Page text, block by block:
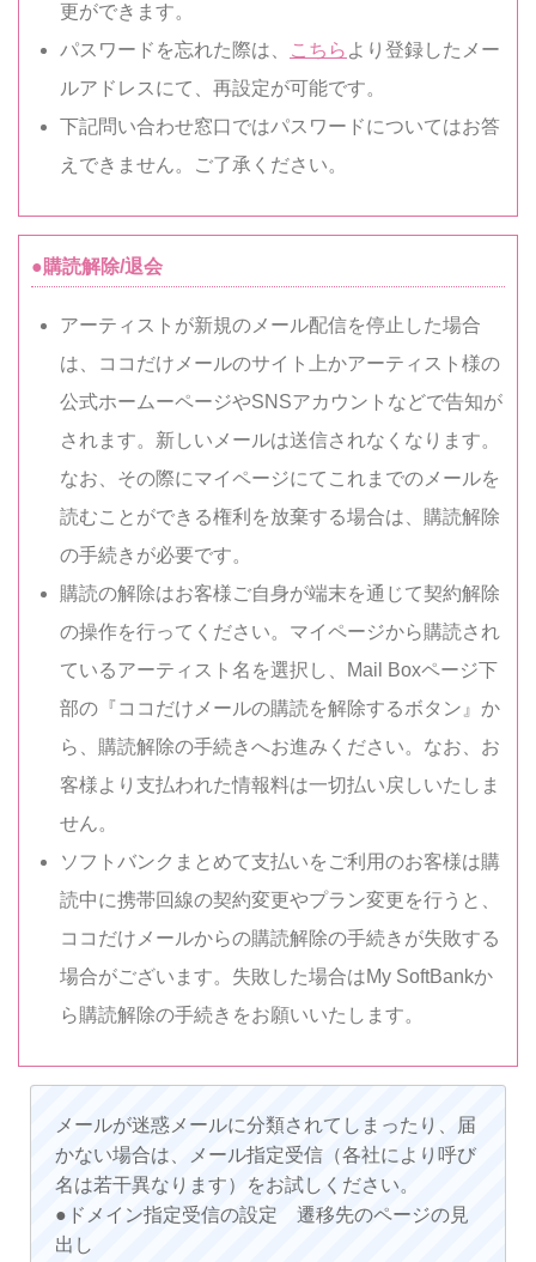
更ができます。
パスワードを忘れた際は、
こちら より登録したメー
ルアドレスにて、再設定が可能です。
下記問い合わせ窓口ではパスワードについてはお答
えできません。ご了承ください。
●購読解除/退会
アーティストが新規のメール配信を停止した場合
は、ココだけメールのサイト上かアーティスト様の
公式ホームーページやSNSアカウントなどで告知が
されます。新しいメールは送信されなくなります。
なお、その際にマイページにてこれまでのメールを
読むことができる権利を放棄する場合は、購読解除
の手続きが必要です。
購読の解除はお客様ご自身が端末を通じて契約解除
の操作を行ってください。マイページから購読され
ているアーティスト名を選択し、Mail Boxページ下
部の『ココだけメールの購読を解除するボタン』か
ら、購読解除の手続きへお進みください。なお、お
客様より支払われた情報料は一切払い戻しいたしま
せん。
ソフトバンクまとめて支払いをご利用のお客様は購
読中に携帯回線の契約変更やプラン変更を行うと、
ココだけメールからの購読解除の手続きが失敗する
場合がございます。失敗した場合はMy SoftBankか
ら購読解除の手続きをお願いいたします。
メールが迷惑メールに分類されてしまったり、届
かない場合は、メール指定受信（各社により呼び
名は若干異なります）をお試しください。
●ドメイン指定受信の設定 遷移先のページの見
出し